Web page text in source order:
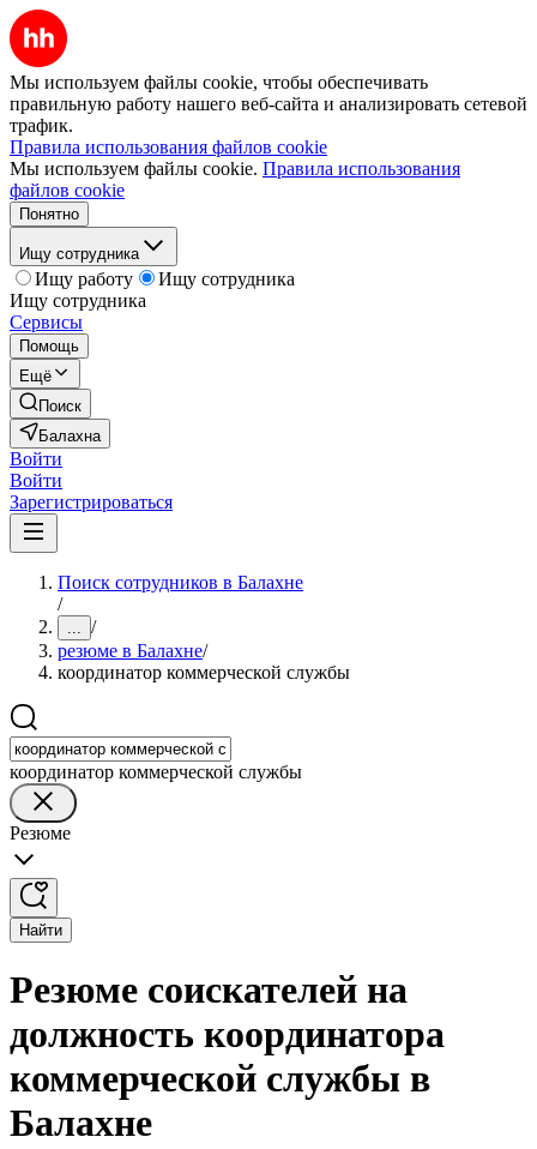
Мы используем файлы cookie, чтобы обеспечивать
правильную работу нашего веб-сайта и анализировать сетевой
трафик.
Правила использования файлов cookie
Мы используем файлы cookie. Правила использования
файлов cookie
Понятно
Ищу сотрудника
Ищу работу
Ищу сотрудника
Ищу сотрудника
Сервисы
Помощь
Ещё
Поиск
Балахна
Войти
Войти
Зарегистрироваться
Поиск сотрудников в Балахне
/
... /
резюме в Балахне/
координатор коммерческой службы
координатор коммерческой службы
Резюме
Найти
Резюме соискателей на
должность координатора
коммерческой службы в
Балахне